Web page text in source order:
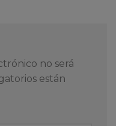
no será
están